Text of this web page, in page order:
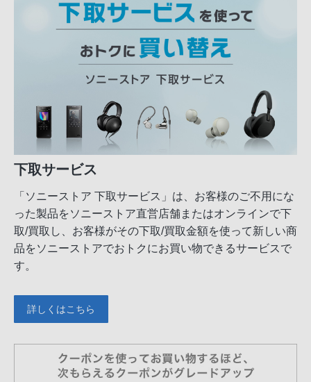
下取サービス
「ソニーストア 下取サービス」は、お客様のご不用にな
った製品をソニーストア直営店舗またはオンラインで下
取/買取し、お客様がその下取/買取金額を使って新しい商
品をソニーストアでおトクにお買い物できるサービスで
す。
詳しくはこちら